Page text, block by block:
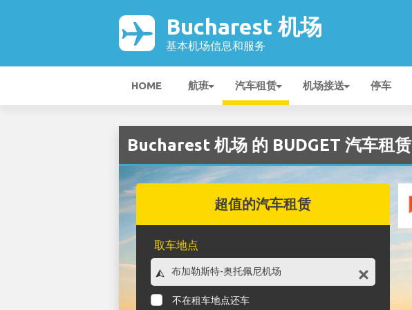
Bucharest 机场
基本机场信息和服务
HOME 航班 汽车租赁 机场接送 停车
Bucharest 机场 的 BUDGET 汽车租赁
超值的汽车租赁
取车地点
不在租车地点还车